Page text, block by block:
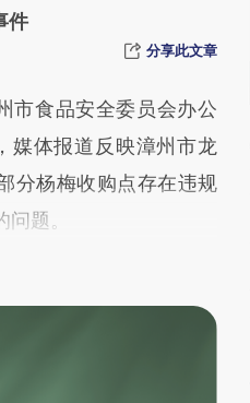
新文章
意图存在偏差。不代表
点击链接阅读原文细致
件
分享此文章
市食品安全委员会办公
媒体报道反映漳州市龙
分杨梅收购点存在违规
题。